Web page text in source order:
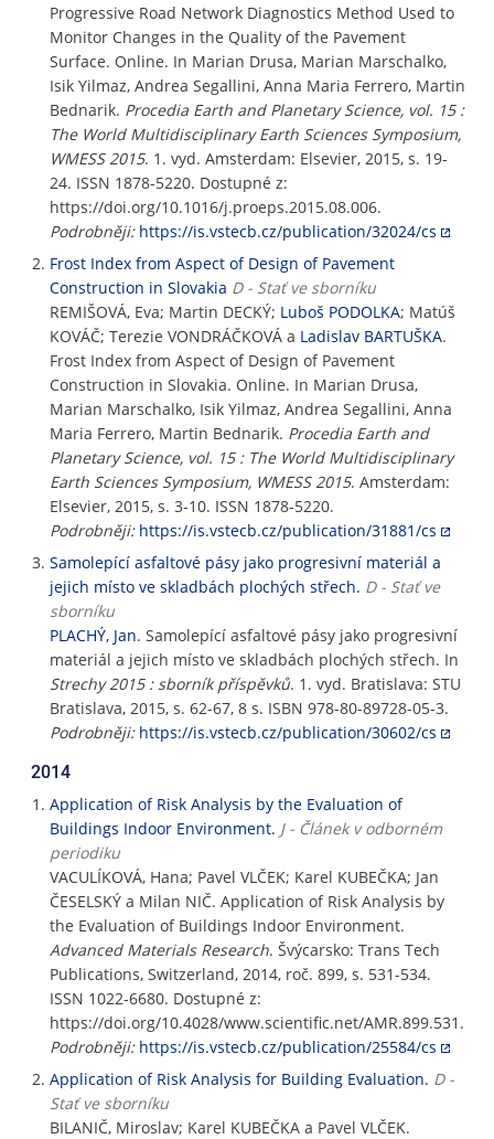
Progressive Road Network Diagnostics Method Used to
Monitor Changes in the Quality of the Pavement
Surface. Online. In Marian Drusa, Marian Marschalko,
Isik Yilmaz, Andrea Segallini, Anna Maria Ferrero, Martin
Bednarik. Procedia Earth and Planetary Science, vol. 15 :
The World Multidisciplinary Earth Sciences Symposium,
WMESS 2015. 1. vyd. Amsterdam: Elsevier, 2015, s. 19-
24. ISSN 1878-5220. Dostupné z:
https://doi.org/10.1016/j.proeps.2015.08.006.
Podrobněji: https://is.vstecb.cz/publication/32024/cs
Frost Index from Aspect of Design of Pavement
Construction in Slovakia D - Stať ve sborníku
REMIŠOVÁ, Eva; Martin DECKÝ; Luboš PODOLKA; Matúš
KOVÁČ; Terezie VONDRÁČKOVÁ a Ladislav BARTUŠKA.
Frost Index from Aspect of Design of Pavement
Construction in Slovakia. Online. In Marian Drusa,
Marian Marschalko, Isik Yilmaz, Andrea Segallini, Anna
Maria Ferrero, Martin Bednarik. Procedia Earth and
Planetary Science, vol. 15 : The World Multidisciplinary
Earth Sciences Symposium, WMESS 2015. Amsterdam:
Elsevier, 2015, s. 3-10. ISSN 1878-5220.
Podrobněji: https://is.vstecb.cz/publication/31881/cs
Samolepící asfaltové pásy jako progresivní materiál a
jejich místo ve skladbách plochých střech. D - Stať ve
sborníku
PLACHÝ, Jan. Samolepící asfaltové pásy jako progresivní
materiál a jejich místo ve skladbách plochých střech. In
Strechy 2015 : sborník příspěvků. 1. vyd. Bratislava: STU
Bratislava, 2015, s. 62-67, 8 s. ISBN 978-80-89728-05-3.
Podrobněji: https://is.vstecb.cz/publication/30602/cs
2014
Application of Risk Analysis by the Evaluation of
Buildings Indoor Environment. J - Článek v odborném
periodiku
VACULÍKOVÁ, Hana; Pavel VLČEK; Karel KUBEČKA; Jan
ČESELSKÝ a Milan NIČ. Application of Risk Analysis by
the Evaluation of Buildings Indoor Environment.
Advanced Materials Research. Švýcarsko: Trans Tech
Publications, Switzerland, 2014, roč. 899, s. 531-534.
ISSN 1022-6680. Dostupné z:
https://doi.org/10.4028/www.scientific.net/AMR.899.531.
Podrobněji: https://is.vstecb.cz/publication/25584/cs
Application of Risk Analysis for Building Evaluation. D -
Stať ve sborníku
BILANIČ, Miroslav; Karel KUBEČKA a Pavel VLČEK.